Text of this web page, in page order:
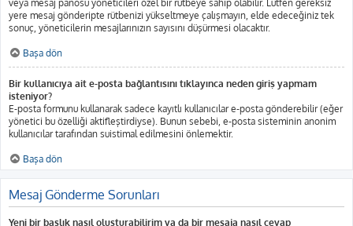
veya mesaj panosu yöneticileri özel bir rütbeye sahip olabilir. Lütfen gereksiz
yere mesaj gönderipte rütbenizi yükseltmeye çalışmayın, elde edeceğiniz tek
sonuç, yöneticilerin mesajlarınızın sayısını düşürmesi olacaktır.
Başa dön
Bir kullanıcıya ait e-posta bağlantısını tıklayınca neden giriş yapmam
isteniyor?
E-posta formunu kullanarak sadece kayıtlı kullanıcılar e-posta gönderebilir (eğer
yönetici bu özelliği aktifleştirdiyse). Bunun sebebi, e-posta sisteminin anonim
kullanıcılar tarafından suistimal edilmesini önlemektir.
Başa dön
Mesaj Gönderme Sorunları
Yeni bir başlık nasıl oluşturabilirim ya da bir mesaja nasıl cevap